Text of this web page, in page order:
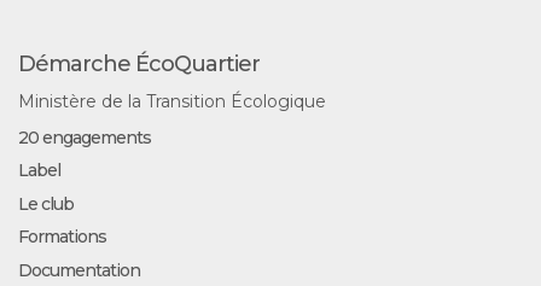
Démarche ÉcoQuartier
Ministère de la Transition Écologique
20 engagements
Label
Le club
Formations
Documentation